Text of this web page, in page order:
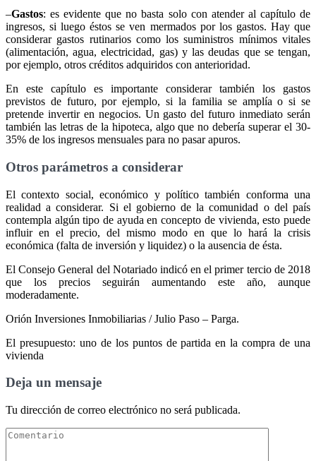
–Gastos: es evidente que no basta solo con atender al capítulo de
ingresos, si luego éstos se ven mermados por los gastos. Hay que
considerar gastos rutinarios como los suministros mínimos vitales
(alimentación, agua, electricidad, gas) y las deudas que se tengan,
por ejemplo, otros créditos adquiridos con anterioridad.
En este capítulo es importante considerar también los gastos
previstos de futuro, por ejemplo, si la familia se amplía o si se
pretende invertir en negocios. Un gasto del futuro inmediato serán
también las letras de la hipoteca, algo que no debería superar el 30-
35% de los ingresos mensuales para no pasar apuros.
Otros parámetros a considerar
El contexto social, económico y político también conforma una
realidad a considerar. Si el gobierno de la comunidad o del país
contempla algún tipo de ayuda en concepto de vivienda, esto puede
influir en el precio, del mismo modo en que lo hará la crisis
económica (falta de inversión y liquidez) o la ausencia de ésta.
El Consejo General del Notariado indicó en el primer tercio de 2018
que los precios seguirán aumentando este año, aunque
moderadamente.
Orión Inversiones Inmobiliarias / Julio Paso – Parga.
El presupuesto: uno de los puntos de partida en la compra de una
vivienda
Deja un mensaje
Tu dirección de correo electrónico no será publicada.